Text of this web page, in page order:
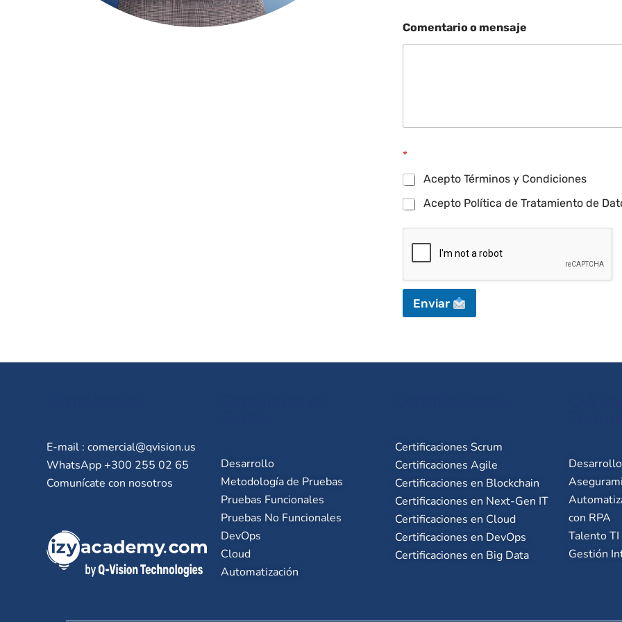
Comentario o mensaje
*
Acepto Términos y Condiciones
Acepto Política de Tratamiento de
Enviar
E-mail : comercial@qvision.us
WhatsApp +300 255 02 65
Comunícate con nosotros
Desarrollo
Metodología de Pruebas
Pruebas Funcionales
Pruebas No Funcionales
DevOps
Cloud
Automatización
Certificaciones Scrum
Certificaciones Agile
Certificaciones en Blockchain
Certificaciones en Next-Gen IT
Certificaciones en Cloud
Certificaciones en DevOps
Certificaciones en Big Data
con RPA
Talento TI
Gestión